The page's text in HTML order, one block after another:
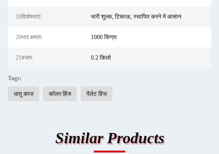
19विशेषताएं: भारी शुल्क, टिकाऊ, स्थापित करने में आसान
20भार क्षमता: 1000 किग्रा
21वजन: 0.2 किलो
Tags:
धातु काज कॉलर हिंज पैलेट हिंज
Similar Products